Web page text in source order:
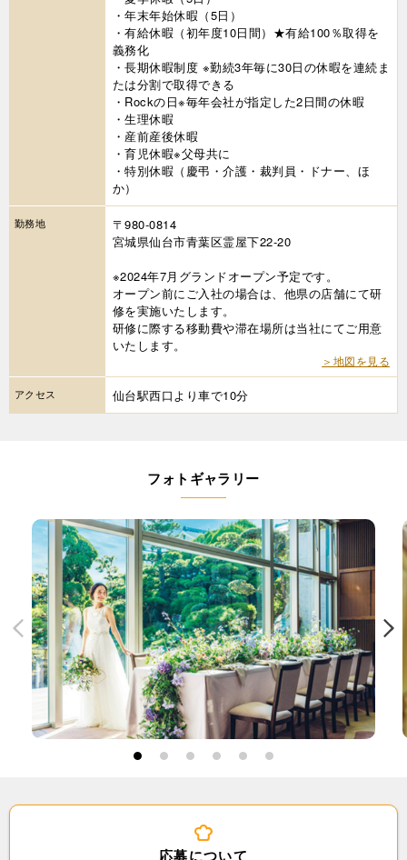
・年末年始休暇（5日）
・有給休暇（初年度10日間）★有給100％取得を
義務化
・長期休暇制度 ※勤続3年毎に30日の休暇を連続ま
たは分割で取得できる
・Rockの日※毎年会社が指定した2日間の休暇
・生理休暇
・産前産後休暇
・育児休暇※父母共に
・特別休暇（慶弔・介護・裁判員・ドナー、ほ
か）
勤務地
〒980-0814
宮城県仙台市青葉区霊屋下22-20
※2024年7月グランドオープン予定です。
オープン前にご入社の場合は、他県の店舗にて研
修を実施いたします。
研修に際する移動費や滞在場所は当社にてご用意
いたします。
＞地図を見る
アクセス 仙台駅西口より車で10分
フォトギャラリー
1 2 3 4 5 6
応募について